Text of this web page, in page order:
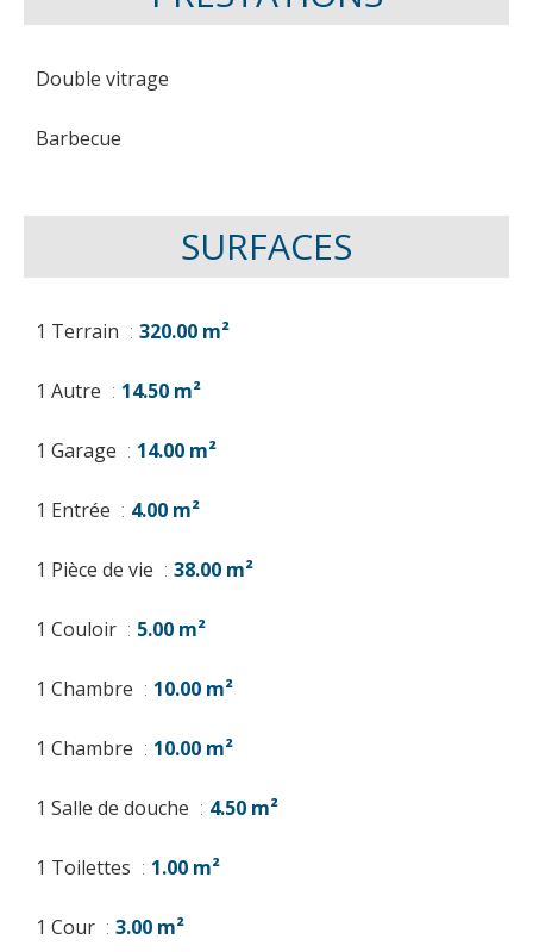
Double vitrage
Barbecue
SURFACES
1 Terrain 320.00 m²
1 Autre 14.50 m²
1 Garage 14.00 m²
1 Entrée 4.00 m²
1 Pièce de vie 38.00 m²
1 Couloir 5.00 m²
1 Chambre 10.00 m²
1 Chambre 10.00 m²
1 Salle de douche 4.50 m²
1 Toilettes 1.00 m²
1 Cour 3.00 m²